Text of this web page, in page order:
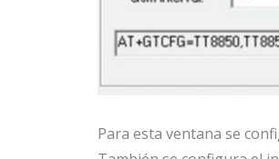
Para esta ventana se